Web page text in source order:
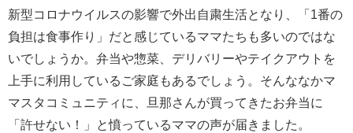
新型コロナウイルスの影響で外出自粛生活となり、「1番の
負担は食事作り」だと感じているママたちも多いのではな
いでしょうか。弁当や惣菜、デリバリーやテイクアウトを
上手に利用しているご家庭もあるでしょう。そんななかマ
マスタコミュニティに、旦那さんが買ってきたお弁当に
「許せない！」と憤っているママの声が届きました。